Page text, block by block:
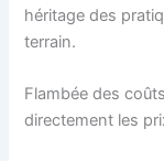
héritage des
terrain.
Flambée des
directement les